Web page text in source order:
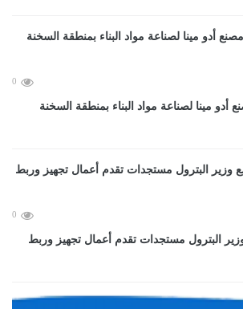
0
أدو مينا لصناعة مواد البناء بمنطقة السخنة
0
البترول مستجدات تقدم أعمال تجهيز وربط